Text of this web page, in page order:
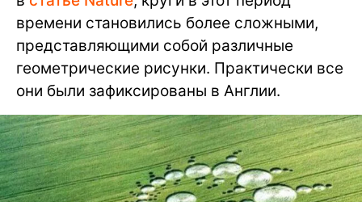
времени становились более сложными,
представляющими собой различные
геометрические рисунки. Практически все
они были зафиксированы в Англии.